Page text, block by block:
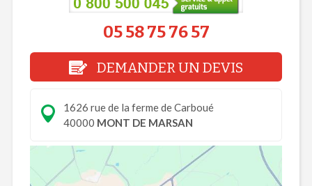
05 58 75 76 57
DEMANDER UN DEVIS
1626 rue de la ferme de Carboué
40000 MONT DE MARSAN